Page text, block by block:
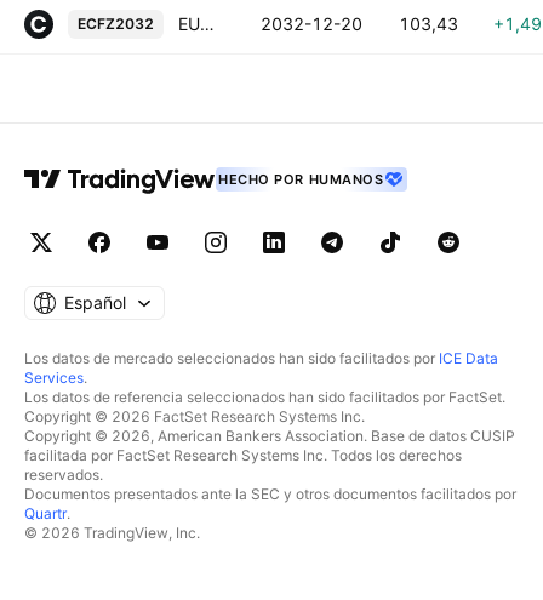
ECFZ2032 EUA Futures (Dec 2032) 2032-12-20 103,43
HECHO POR HUMANOS
Español
Los datos de mercado seleccionados han sido facilitados por ICE Data
Services.
Los datos de referencia seleccionados han sido facilitados por FactSet.
Copyright © 2026 FactSet Research Systems Inc.
Copyright © 2026, American Bankers Association. Base de datos CUSIP
facilitada por FactSet Research Systems Inc. Todos los derechos
reservados.
Documentos presentados ante la SEC y otros documentos facilitados por
Quartr.
© 2026 TradingView, Inc.